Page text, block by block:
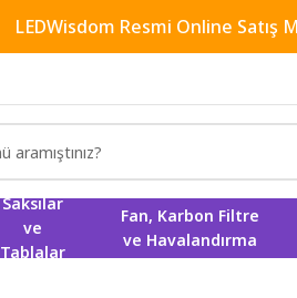
LEDWisdom Resmi Online Satış
Saksılar
ve
Tablalar
Fan, Karbon Filtre
ve Havalandırma